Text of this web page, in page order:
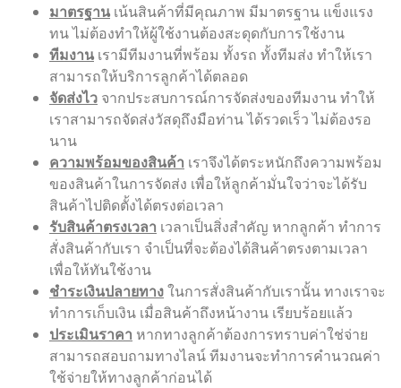
มาตรฐาน เน้นสินค้าที่มีคุณภาพ มีมาตรฐาน แข็งแรง
ทน ไม่ต้องทำให้ผู้ใช้งานต้องสะดุดกับการใช้งาน
ทีมงาน เรามีทีมงานที่พร้อม ทั้งรถ ทั้งทีมส่ง ทำให้เรา
สามารถให้บริการลูกค้าได้ตลอด
จัดส่งไว จากประสบการณ์การจัดส่งของทีมงาน ทำให้
เราสามารถจัดส่งวัสดุถึงมือท่าน ได้รวดเร็ว ไม่ต้องรอ
นาน
ความพร้อมของสินค้า เราจึงได้ตระหนักถึงความพร้อม
ของสินค้าในการจัดส่ง เพื่อให้ลูกค้ามั่นใจว่าจะได้รับ
สินค้าไปติดตั้งได้ตรงต่อเวลา
รับสินค้าตรงเวลา เวลาเป็นสิ่งสำคัญ หากลูกค้า ทำการ
สั่งสินค้ากับเรา จำเป็นที่จะต้องได้สินค้าตรงตามเวลา
เพื่อให้ทันใช้งาน
ชำระเงินปลายทางในการสั่งสินค้ากับเรานั้น ทางเราจะ
ทำการเก็บเงิน เมื่อสินค้าถึงหน้างาน เรียบร้อยแล้ว
ประเมินราคา หากทางลูกค้าต้องการทราบค่าใช่จ่าย
สามารถสอบถามทางไลน์ ทีมงานจะทำการคำนวณค่า
ใช้จ่ายให้ทางลูกค้าก่อนได้